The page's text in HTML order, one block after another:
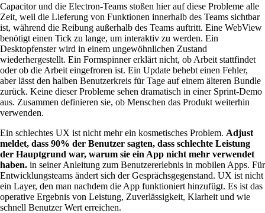
Capacitor und die Electron-Teams stoßen hier auf diese Probleme alle
Zeit, weil die Lieferung von Funktionen innerhalb des Teams sichtbar
ist, während die Reibung außerhalb des Teams auftritt. Eine WebView
benötigt einen Tick zu lange, um interaktiv zu werden. Ein
Desktopfenster wird in einem ungewöhnlichen Zustand
wiederhergestellt. Ein Formspinner erklärt nicht, ob Arbeit stattfindet
oder ob die Arbeit eingefroren ist. Ein Update behebt einen Fehler,
aber lässt den halben Benutzerkreis für Tage auf einem älteren Bundle
zurück. Keine dieser Probleme sehen dramatisch in einer Sprint-Demo
aus. Zusammen definieren sie, ob Menschen das Produkt weiterhin
verwenden.
Ein schlechtes UX ist nicht mehr ein kosmetisches Problem. Adjust
meldet, dass 90% der Benutzer sagten, dass schlechte Leistung
der Hauptgrund war, warum sie ein App nicht mehr verwendet
haben. in seiner Anleitung zum Benutzererlebnis in mobilen Apps. Für
Entwicklungsteams ändert sich der Gesprächsgegenstand. UX ist nicht
ein Layer, den man nachdem die App funktioniert hinzufügt. Es ist das
operative Ergebnis von Leistung, Zuverlässigkeit, Klarheit und wie
schnell Benutzer Wert erreichen.